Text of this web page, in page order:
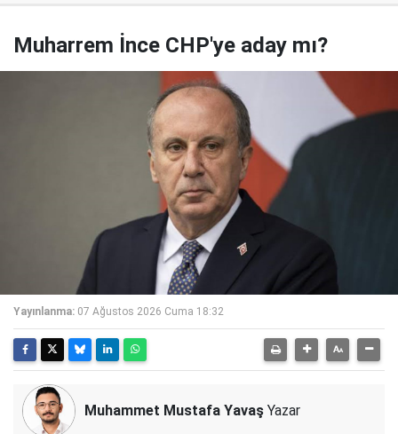
Muharrem İnce CHP'ye aday mı?
Yayınlanma: 07 Ağustos 2026 Cuma 18:32
Muhammet Mustafa Yavaş Yazar